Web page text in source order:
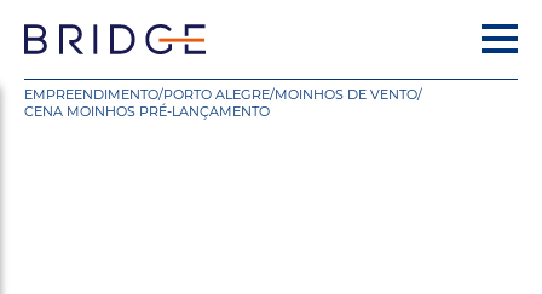
EMPREENDIMENTO/PORTO ALEGRE/MOINHOS DE VENTO/
CENA MOINHOS PRÉ-LANÇAMENTO